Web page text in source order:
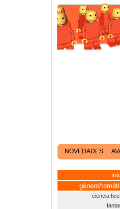
NOVEDADES
género/
ciencia